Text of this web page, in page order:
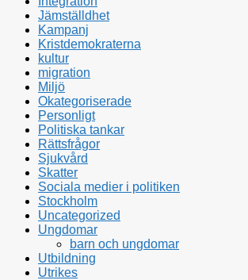
Jämställdhet
Kampanj
Kristdemokraterna
kultur
migration
Miljö
Okategoriserade
Personligt
Politiska tankar
Rättsfrågor
Sjukvård
Skatter
Sociala medier i politiken
Stockholm
Uncategorized
Ungdomar
barn och ungdomar
Utbildning
Utrikes